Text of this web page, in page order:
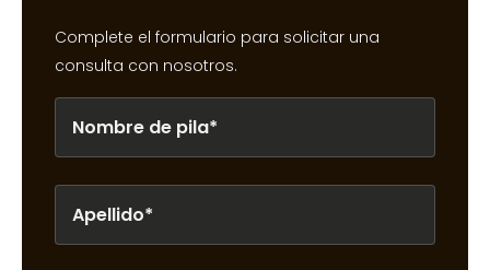
Complete el formulario para solicitar una
consulta con nosotros.